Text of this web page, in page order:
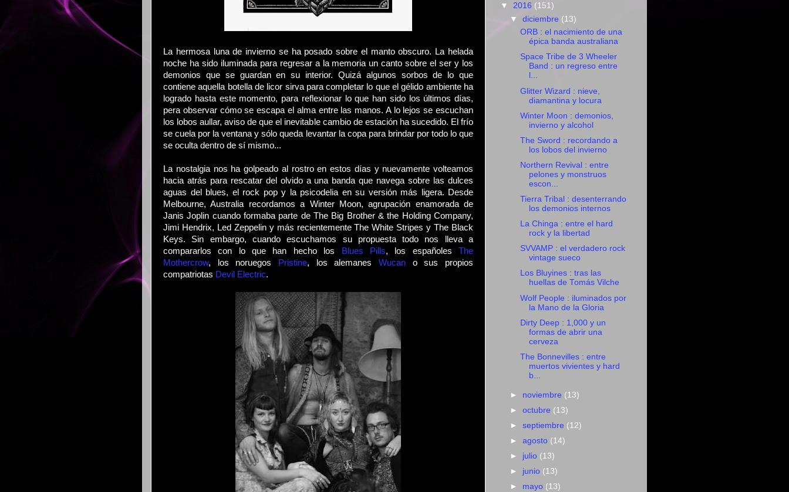
La hermosa luna de invierno se ha posado sobre el manto obscuro. La helada
noche ha sido iluminada para regresar a la memoria un canto sobre el ser y los
demonios que se guardan en su interior. Quizá algunos sorbos de lo que
contiene aquella botella de licor sirva para completar lo que el gélido ambiente ha
logrado hasta este momento, para reflexionar lo que han sido los últimos días,
pera observar cómo se escapa el alma entre las manos. A lo lejos se escuchan
los lobos aullar, aviso de que el inevitable cambio de estación ha sucedido. El frío
se cuela por la ventana y sólo queda levantar la copa para brindar por todo lo que
se oculta dentro de sí mismo...
La nostalgia nos ha golpeado al rostro en estos días y nuevamente volteamos
hacia atrás para rescatar del olvido a una banda que navega sobre las dulces
aguas del blues, el rock pop y la psicodelia en su versión más ligera. Desde
Melbourne, Australia recordamos a Winter Moon, agrupación enamorada de
Janis Joplin cuando formaba parte de The Big Brother & the Holding Company,
Jimi Hendrix, Led Zeppelin y más recientemente The White Stripes y The Black
Keys. Sin embargo, cuando escuchamos su propuesta todo nos lleva a
compararlos con lo que han hecho los
Blues Pills, los españolesThe
Mothercrow, los noruegos Pristine, los alemanes Wucan o sus propios
compatriotas Devil Electric.
▼ 2016 (151)
▼diciembre (13)
ORB : el nacimiento de una
épica banda australiana
Space Tribe de 3 Wheeler
Band : un regreso entre
l...
Glitter Wizard : nieve,
diamantina y locura
Winter Moon : demonios,
invierno y alcohol
The Sword : recordando a
los lobos del invierno
Northern Revival : entre
pelones y monstruos
escon...
Tierra Tribal : desenterrando
los demonios internos
La Chinga : entre el hard
rock y la libertad
SVVAMP : el verdadero rock
vintage sueco
Los Bluyines : tras las
huellas de Tomás Vilche
Wolf People : iluminados por
la Mano de la Gloria
Dirty Deep : 1,000 y un
formas de abrir una
cerveza
The Bonnevilles : entre
muertos vivientes y hard
b...
► noviembre (13)
►octubre (13)
►septiembre (12)
►agosto (14)
► julio (13)
► junio (13)
► mayo (13)